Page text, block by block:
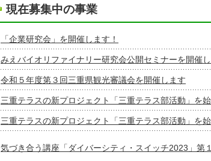
現在募集中の事業
「企業研究会」を開催します！
みえバイオリファイナリー研究会公開セミナーを開催
令和５年度第３回三重県観光審議会を開催します
三重テラスの新プロジェクト「三重テラス部活動」を
三重テラスの新プロジェクト「三重テラス部活動」を
気づき合う講座「ダイバーシティ・スイッチ2023」第